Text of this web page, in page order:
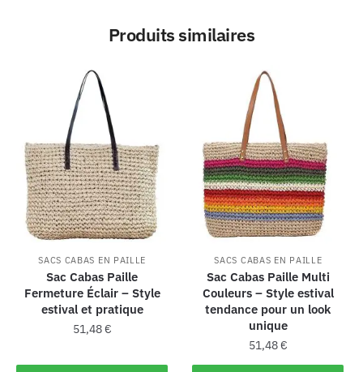
Produits similaires
SACS CABAS EN PAILLE
Sac Cabas Paille
Fermeture Éclair – Style
estival et pratique
51,48€
SACS CABAS EN PAILLE
Sac Cabas Paille Multi
Couleurs – Style estival
tendance pour un look
unique
51,48€